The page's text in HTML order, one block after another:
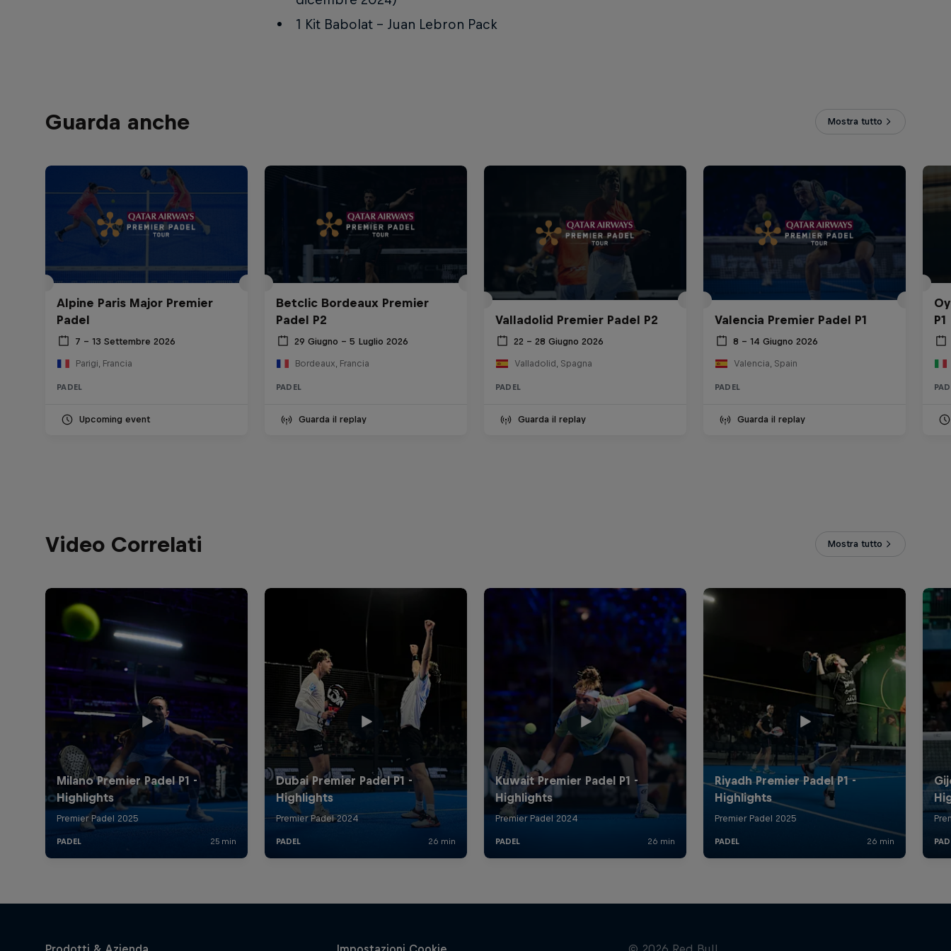
1 Kit Babolat – Juan Lebron Pack
Guarda anche Mostra tutto
Alpine Paris Major Premier
Padel
7 – 13 Settembre 2026
Parigi, Francia
PADEL
Upcoming event
Betclic Bordeaux Premier
Padel P2
29 Giugno – 5 Luglio 2026
Bordeaux, Francia
PADEL
Guarda il replay
Valladolid Premier Padel P2
22 – 28 Giugno 2026
Valladolid, Spagna
PADEL
Guarda il replay
Valencia Premier Padel P1
8 – 14 Giugno 2026
Valencia, Spain
PADEL
Guarda il replay
P1
Video Correlati Mostra tutto